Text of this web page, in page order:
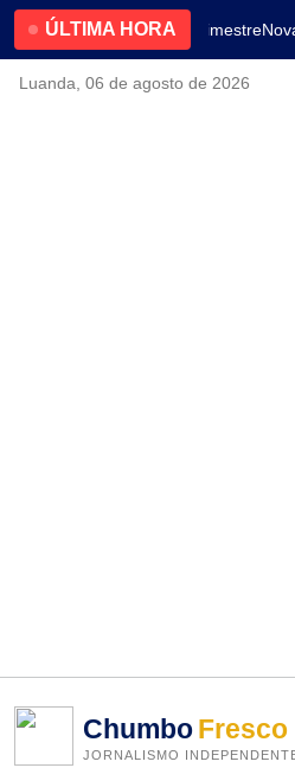
ÚLTIMA HORA
4.2% no primeiro trimestre
Luanda, 06 de agosto de 2026
ChumboFresco
JORNALISMO